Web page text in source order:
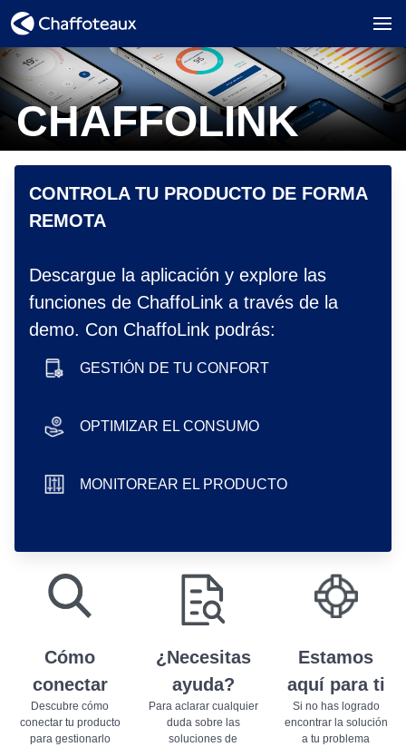
CHAFFOLINK
CONTROLA TU PRODUCTO DE FORMA
REMOTA
Descargue la aplicación y explore las
funciones de ChaffoLink a través de la
demo. Con ChaffoLink podrás:
GESTIÓN DE TU CONFORT
OPTIMIZAR EL CONSUMO
MONITOREAR EL PRODUCTO
Cómo
conectar
Descubre cómo
conectar tu producto
para gestionarlo
¿Necesitas
ayuda?
Para aclarar cualquier
duda sobre las
soluciones de
Estamos
aquí para ti
Si no has logrado
encontrar la solución
a tu problema